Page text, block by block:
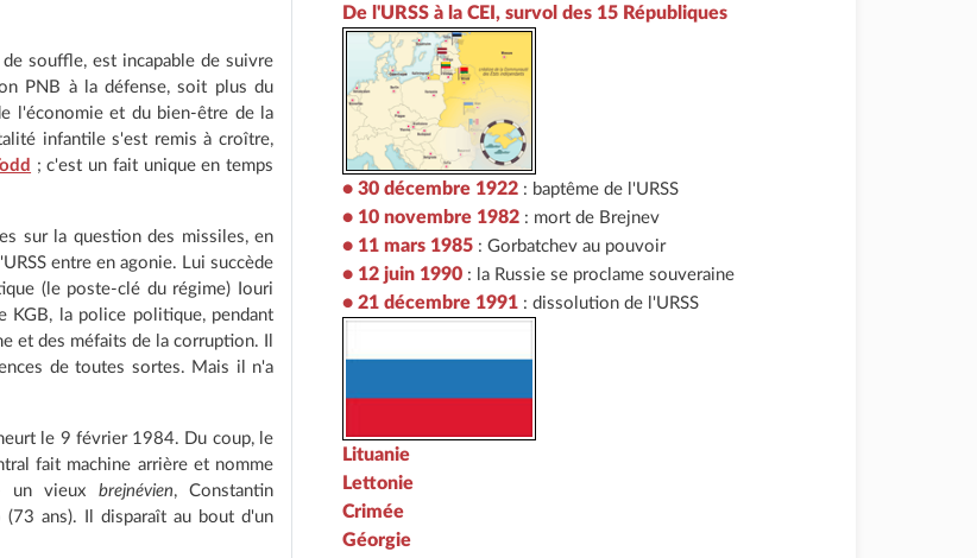
souffle, est incapable de suivre
PNB à la défense, soit plus du
l'économie et du bien-être de la
infantile s'est remis à croître,
; c'est un fait unique en temps
sur la question des missiles, en
entre en agonie. Lui succède
(le poste-clé du régime) Iouri
KGB, la police politique, pendant
et des méfaits de la corruption. Il
de toutes sortes. Mais il n'a
le 9 février 1984. Du coup, le
fait machine arrière et nomme
un vieux brejnévien, Constantin
(73 ans). Il disparaît au bout d'un
De l'URSS à la CEI, survol des 15 Républiques
• 30 décembre 1922 : baptême de l'URSS
• 10 novembre 1982 : mort de Brejnev
• 11 mars 1985 : Gorbatchev au pouvoir
• 12 juin 1990 : la Russie se proclame souveraine
• 21 décembre 1991 : dissolution de l'URSS
Lituanie
Lettonie
Crimée
Géorgie